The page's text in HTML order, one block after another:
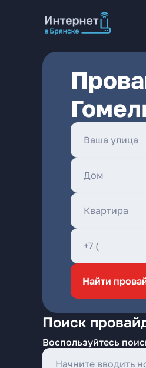
Найти
Поиск
Воспользуйтесь